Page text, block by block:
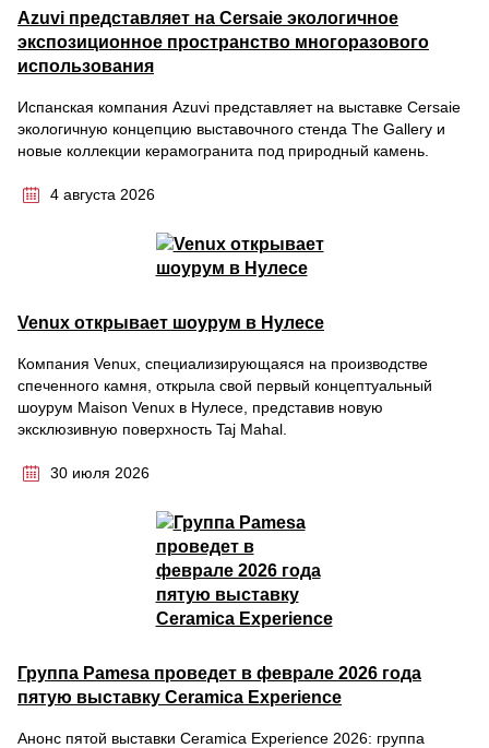
Azuvi представляет на Cersaie экологичное
экспозиционное пространство многоразового
использования
Испанская компания Azuvi представляет на выставке Cersaie
экологичную концепцию выставочного стенда The Gallery и
новые коллекции керамогранита под природный камень.
4 августа 2026
Venux открывает шоурум в Нулесе
Компания Venux, специализирующаяся на производстве
спеченного камня, открыла свой первый концептуальный
шоурум Maison Venux в Нулесе, представив новую
эксклюзивную поверхность Taj Mahal.
30 июля 2026
Группа Pamesa проведет в феврале 2026 года
пятую выставку Ceramica Experience
Анонс пятой выставки Ceramica Experience 2026: группа